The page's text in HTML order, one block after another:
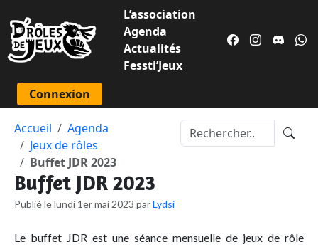
L’association
Agenda
Actualités
Fessti’Jeux
Connexion
Accueil
Agenda
Jeux de rôles
Buffet JDR 2023
Buffet JDR 2023
Publié le lundi 1er mai 2023 parLydsi
Le buffet JDR est une séance mensuelle de jeux de rôle